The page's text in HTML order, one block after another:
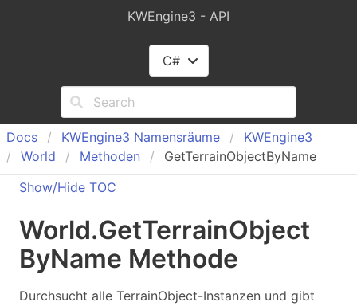
KWEngine3 - API
C#
Docs KWEngine3 Namensräume KWEngine3
World
Methoden
GetTerrainObjectByName
Show/Hide TOC
World.GetTerrainObject
ByName Methode
Durchsucht alle TerrainObject-Instanzen und gibt